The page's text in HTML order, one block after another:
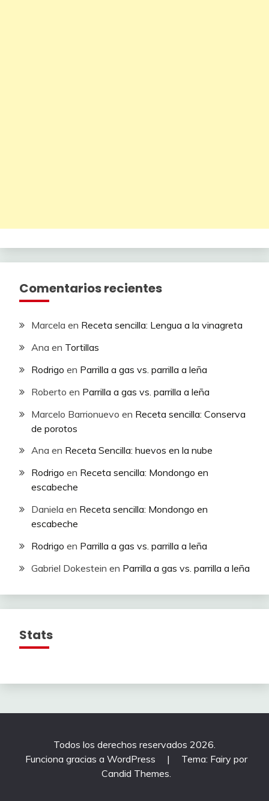
Comentarios recientes
Marcela en Receta sencilla: Lengua a la vinagreta
Ana en Tortillas
Rodrigo en Parrilla a gas vs. parrilla a leña
Roberto en Parrilla a gas vs. parrilla a leña
Marcelo Barrionuevo en Receta sencilla: Conserva
de porotos
Ana en Receta Sencilla: huevos en la nube
Rodrigo en Receta sencilla: Mondongo en
escabeche
Daniela en Receta sencilla: Mondongo en
escabeche
Rodrigo en Parrilla a gas vs. parrilla a leña
Gabriel Dokestein en Parrilla a gas vs. parrilla a leña
Stats
Todos los derechos reservados 2026.
Funciona gracias a WordPress
|
Tema: Fairy por
Candid Themes